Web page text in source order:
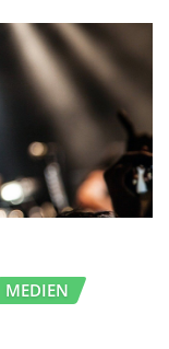
MEDIEN